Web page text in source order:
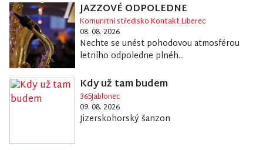
JAZZOVÉ ODPOLEDNE
Komunitní středisko Kontakt Liberec
08. 08. 2026
Nechte se unést pohodovou atmosférou
letního odpoledne plnéh...
Kdy už tam budem
365Jablonec
09. 08. 2026
Jizerskohorský šanzon